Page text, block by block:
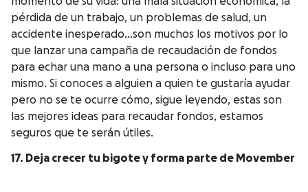
pérdida de un trabajo, un problemas de salud, un
accidente inesperado…son muchos los motivos por lo
que lanzar una campaña de recaudación de fondos
para echar una mano a una persona o incluso para uno
mismo. Si conoces a alguien a quien te gustaría ayudar
pero no se te ocurre cómo, sigue leyendo, estas son
las mejores ideas para recaudar fondos, estamos
seguros que te serán útiles.
17. Deja crecer tu bigote y forma parte de Movember